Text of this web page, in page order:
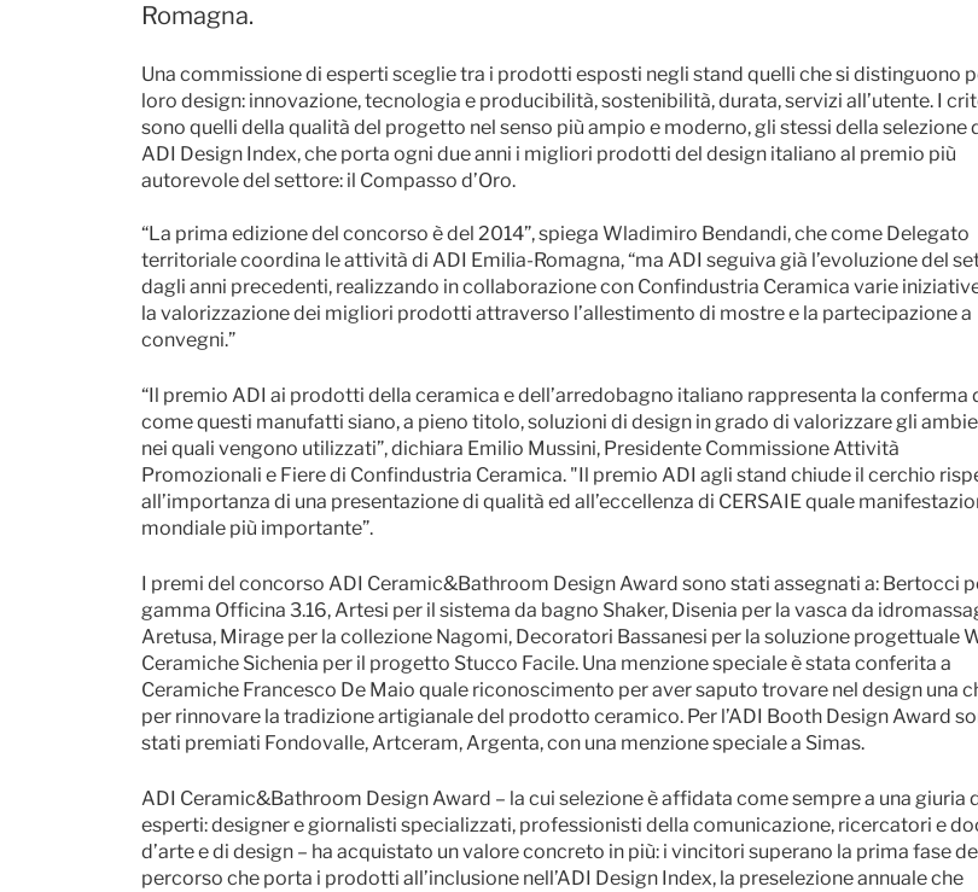
Romagna.
Una commissione di esperti sceglie tra i prodotti esposti negli stand quelli che si distinguono
loro design: innovazione, tecnologia e producibilità, sostenibilità, durata, servizi all’utente. I
sono quelli della qualità del progetto nel senso più ampio e moderno, gli stessi della selezione
ADI Design Index, che porta ogni due anni i migliori prodotti del design italiano al premio più
autorevole del settore: il Compasso d’Oro.
“La prima edizione del concorso è del 2014”, spiega Wladimiro Bendandi, che come Delegato
territoriale coordina le attività di ADI Emilia-Romagna, “ma ADI seguiva già l’evoluzione del
dagli anni precedenti, realizzando in collaborazione con Confindustria Ceramica varie
la valorizzazione dei migliori prodotti attraverso l’allestimento di mostre e la partecipazione a
convegni.”
“Il premio ADI ai prodotti della ceramica e dell’arredobagno italiano rappresenta la conferma
come questi manufatti siano, a pieno titolo, soluzioni di design in grado di valorizzare gli
nei quali vengono utilizzati”, dichiara Emilio Mussini, Presidente Commissione Attività
Promozionali e Fiere di Confindustria Ceramica. "Il premio ADI agli stand chiude il cerchio
all’importanza di una presentazione di qualità ed all’eccellenza di CERSAIE quale
mondiale più importante”.
I premi del concorso ADI Ceramic&Bathroom Design Award sono stati assegnati a: Bertocci
gamma Officina 3.16, Artesi per il sistema da bagno Shaker, Disenia per la vasca da
Aretusa, Mirage per la collezione Nagomi, Decoratori Bassanesi per la soluzione progettuale
Ceramiche Sichenia per il progetto Stucco Facile. Una menzione speciale è stata conferita a
Ceramiche Francesco De Maio quale riconoscimento per aver saputo trovare nel design una
per rinnovare la tradizione artigianale del prodotto ceramico. Per l’ADI Booth Design Award
stati premiati Fondovalle, Artceram, Argenta, con una menzione speciale a Simas.
ADI Ceramic&Bathroom Design Award – la cui selezione è affidata come sempre a una giuria
esperti: designer e giornalisti specializzati, professionisti della comunicazione, ricercatori e
d’arte e di design – ha acquistato un valore concreto in più: i vincitori superano la prima fase
percorso che porta i prodotti all’inclusione nell’ADI Design Index, la preselezione annuale che